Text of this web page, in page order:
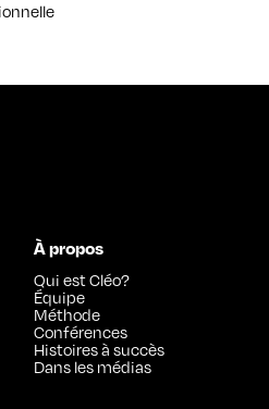
À propos
Qui est Cléo?
Équipe
Méthode
Conférences
Histoires à succès
Dans les médias